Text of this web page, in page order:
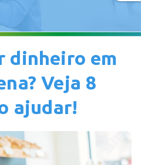
dinheiro em
Veja 8
ajudar!